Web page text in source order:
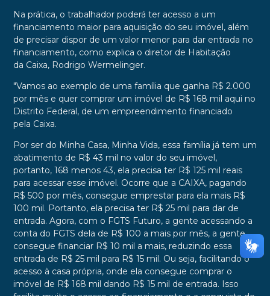
Na prática, o trabalhador poderá ter acesso a um
financiamento maior para aquisição do seu imóvel, além
de precisar dispor de um valor menor para dar entrada no
financiamento, como explica o diretor de Habitação
da Caixa, Rodrigo Wermelinger.
"Vamos ao exemplo de uma família que ganha R$ 2.000
por mês e quer comprar um imóvel de R$ 168 mil aqui no
Distrito Federal, de um empreendimento financiado
pela Caixa.
Por ser do Minha Casa, Minha Vida, essa família já tem um
abatimento de R$ 43 mil no valor do seu imóvel,
portanto, 168 menos 43, ela precisa ter R$ 125 mil reais
para acessar esse imóvel. Ocorre que a CAIXA, pagando
R$ 500 por mês, consegue emprestar para ela mais R$
100 mil. Portanto, ela precisa ter R$ 25 mil para dar de
entrada. Agora, com o FGTS Futuro, a gente acessando a
conta do FGTS dela de R$ 100 a mais por mês, a gente
consegue financiar R$ 10 mil a mais, reduzindo essa
entrada de R$ 25 mil para R$ 15 mil. Ou seja, facilitando o
acesso à casa própria, onde ela consegue comprar o
imóvel de R$ 168 mil dando R$ 15 mil de entrada. Isso